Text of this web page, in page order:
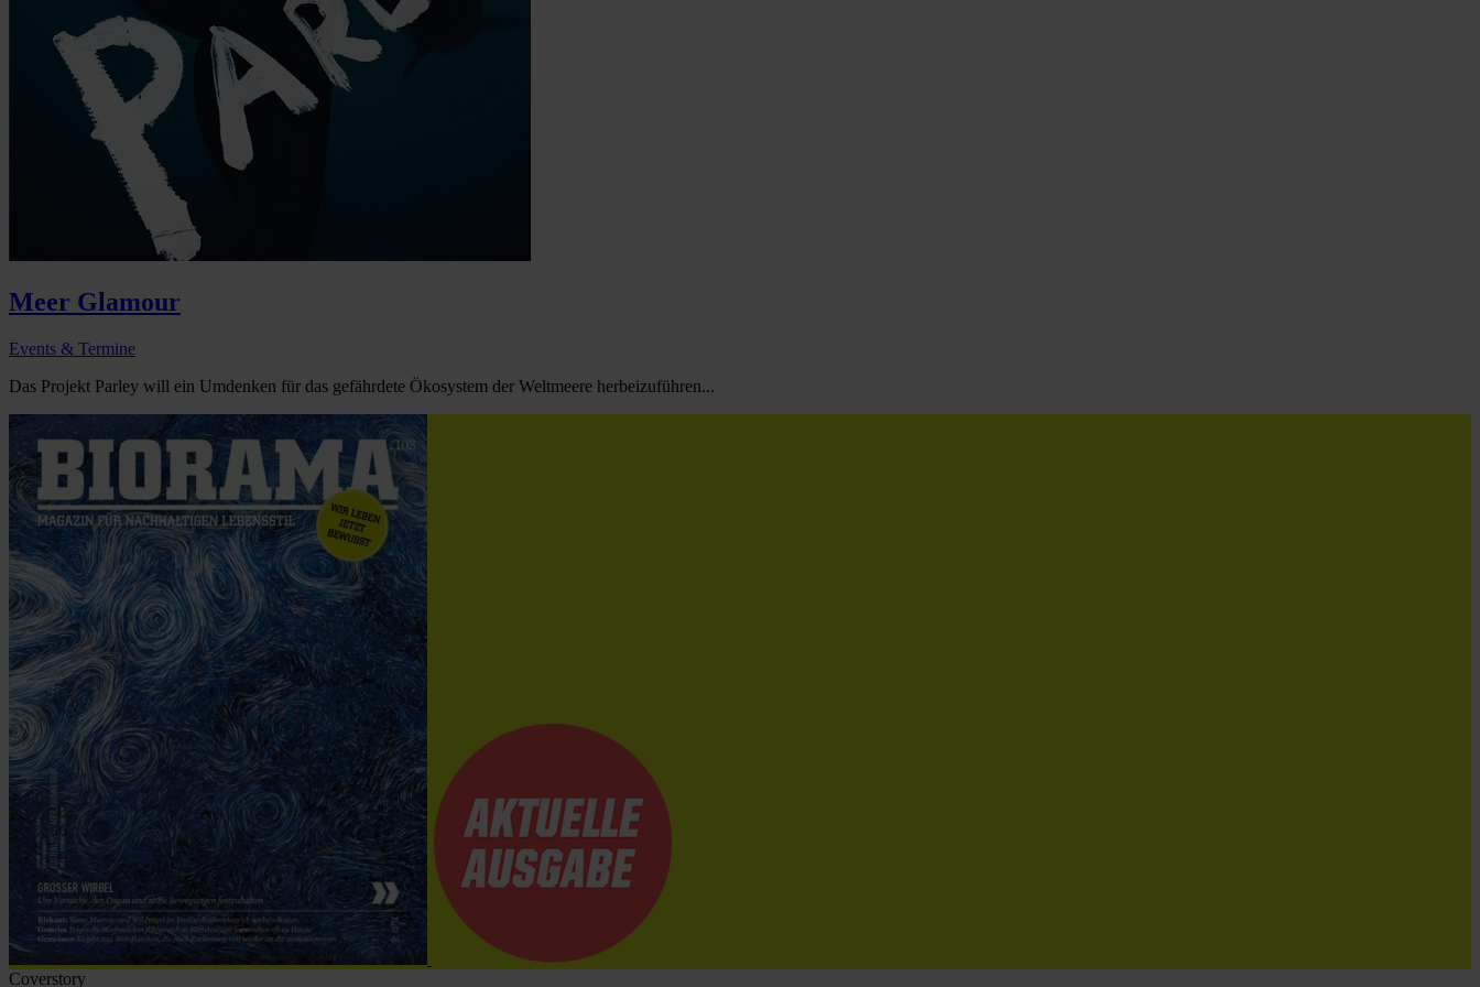
Meer Glamour
Events & Termine
Das Projekt Parley will ein Umdenken für das gefährdete Ökosystem der Weltmeere herbeizuführen...
Coverstory